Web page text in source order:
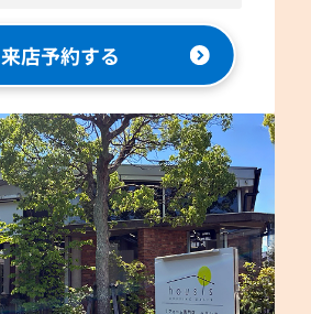
来店予約する